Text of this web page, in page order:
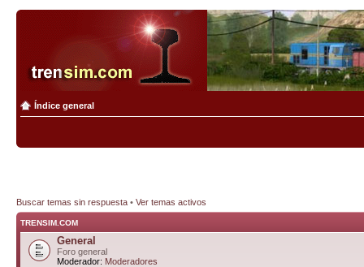
Índice general
Buscar temas sin respuesta • Ver temas activos
TRENSIM.COM
General
Foro general
Moderador: Moderadores